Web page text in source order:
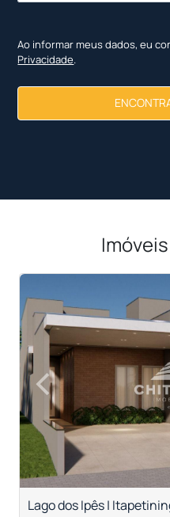
Ao informar meus dados, eu
Privacidade.
<
‹Previous
Lago dos Ipês |